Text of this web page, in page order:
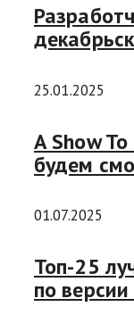
25.01.2025
A Show
будем
01.07.2025
Топ-25
по версии